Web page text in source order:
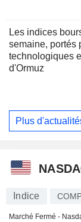
Les indices
semaine, portés
technologiques
d'Ormuz
Plus
Indice
Marché Fermé -